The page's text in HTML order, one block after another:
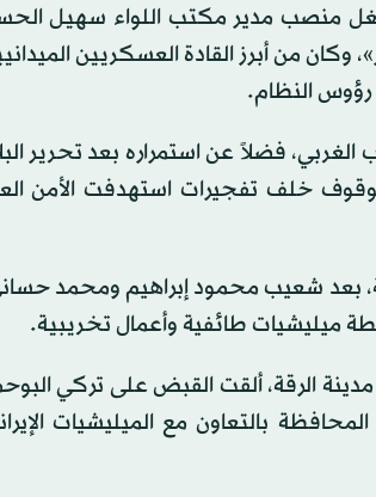
منصب مدير مكتب اللواء سهيل
من أبرز القادة العسكريين
رؤوس النظام.
فضلاً عن استمراره بعد تحرير
خلف تفجيرات استهدفت الأمن
رابع مطلوب من النظام ‏البائد تقبض عليه الوزارة ‏خلال 24 ساعة، بعد شعيب محمود إبراهيم ومحمد
‏ميليشيات طائفية وأعمال تخريبية.‏
مدينة الرقة، ألقت القبض على تركي
بالتعاون مع الميليشيات